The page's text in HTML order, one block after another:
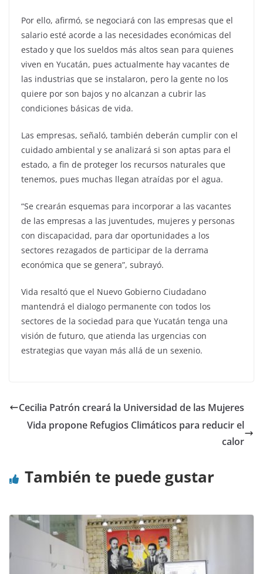
Por ello, afirmó, se negociará con las empresas que el
salario esté acorde a las necesidades económicas del
estado y que los sueldos más altos sean para quienes
viven en Yucatán, pues actualmente hay vacantes de
las industrias que se instalaron, pero la gente no los
quiere por son bajos y no alcanzan a cubrir las
condiciones básicas de vida.
Las empresas, señaló, también deberán cumplir con el
cuidado ambiental y se analizará si son aptas para el
estado, a fin de proteger los recursos naturales que
tenemos, pues muchas llegan atraídas por el agua.
“Se crearán esquemas para incorporar a las vacantes
de las empresas a las juventudes, mujeres y personas
con discapacidad, para dar oportunidades a los
sectores rezagados de participar de la derrama
económica que se genera”, subrayó.
Vida resaltó que el Nuevo Gobierno Ciudadano
mantendrá el dialogo permanente con todos los
sectores de la sociedad para que Yucatán tenga una
visión de futuro, que atienda las urgencias con
estrategias que vayan más allá de un sexenio.
Cecilia Patrón creará la Universidad de las Mujeres
Vida propone Refugios Climáticos para reducir el
calor
También te puede gustar